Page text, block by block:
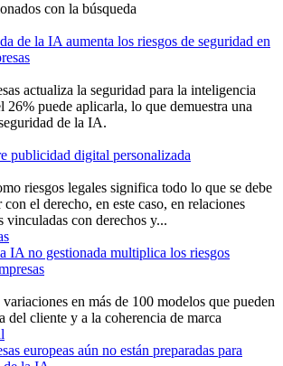
con la búsqueda
de la IA aumenta los riesgos de seguridad en
actualiza la seguridad para la inteligencia
puede aplicarla, lo que demuestra una
de la IA.
publicidad digital personalizada
riesgos legales significa todo lo que se debe
el derecho, en este caso, en relaciones
vinculadas con derechos y...
IA no gestionada multiplica los riesgos
en más de 100 modelos que pueden
del cliente y a la coherencia de marca
europeas aún no están preparadas para